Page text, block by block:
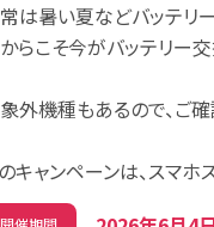
は暑い夏などバッテリ
らこそ今がバッテリー交
外機種もあるので、ご確
キャンペーンは、スマホ